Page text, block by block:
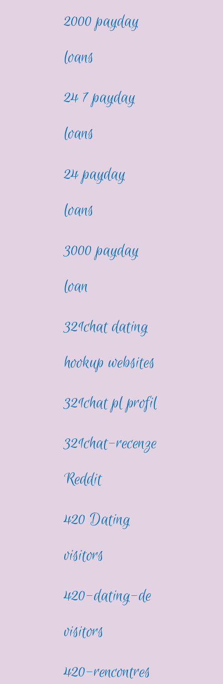
2000 payday
loans
24 7 payday
loans
24 payday
loans
3000 payday
loan
321chat dating
hookup websites
321chat pl profil
321chat-recenze
Reddit
420 Dating
visitors
420-dating-de
visitors
420-rencontres